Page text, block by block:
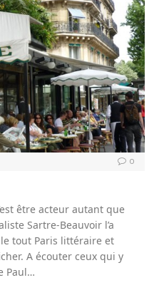
0
être acteur autant que
Sartre-Beauvoir l’a
tout Paris littéraire et
A écouter ceux qui y
Paul…